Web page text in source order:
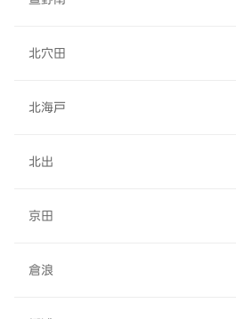
北穴田
北海戸
北出
京田
倉浪